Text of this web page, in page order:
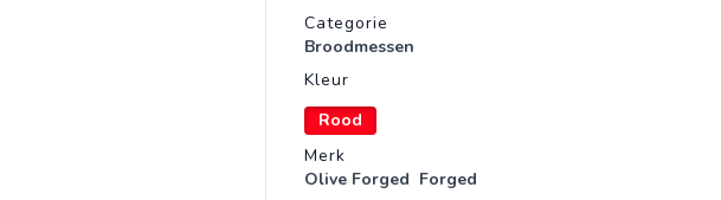
Productgegevens
Categorie
Broodmessen
Kleur
Rood
Merk
Olive Forged Forged